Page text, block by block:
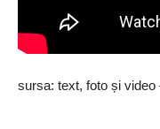
sursa: text, foto și video